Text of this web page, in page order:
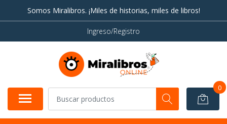
Somos Miralibros. ¡Miles de historias, miles de libros!
Ingreso/Registro
0